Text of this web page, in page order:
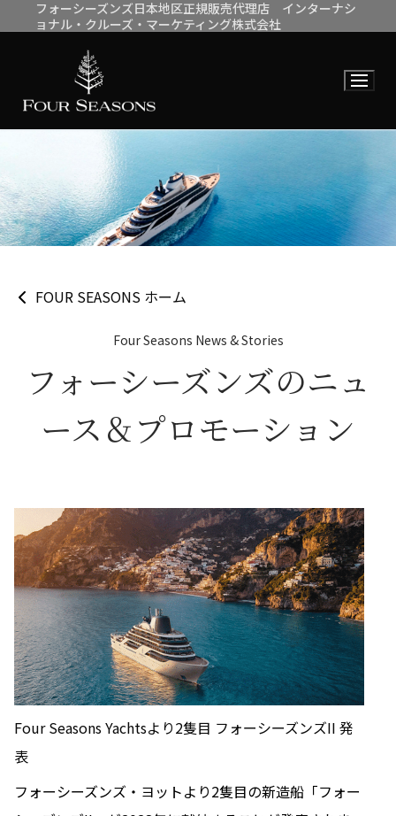
ツ
ス
キ
ッ
フォーシーズンズ日本地区正規販売代理店 インターナシ
ョナル・クルーズ・マーケティング株式会社
FOUR SEASONS ホーム
Four Seasons News & Stories
フォーシーズンズのニュ
ース＆プロモーション
Four Seasons Yachtsより2隻目 フォーシーズンズII 発
表
フォーシーズンズ・ヨットより2隻目の新造船「フォー